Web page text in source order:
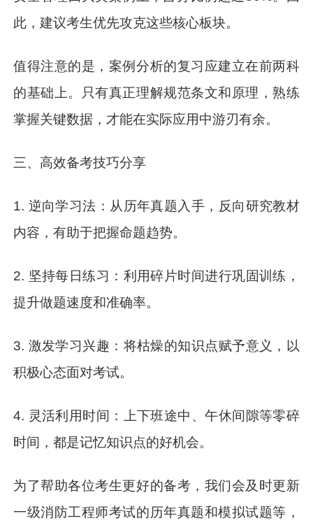
此，建议考生优先攻克这些核心板块。
值得注意的是，案例分析的复习应建立在前两科
的基础上。只有真正理解规范条文和原理，熟练
掌握关键数据，才能在实际应用中游刃有余。
三、高效备考技巧分享
1. 逆向学习法：从历年真题入手，反向研究教材
内容，有助于把握命题趋势。
2. 坚持每日练习：利用碎片时间进行巩固训练，
提升做题速度和准确率。
3. 激发学习兴趣：将枯燥的知识点赋予意义，以
积极心态面对考试。
4. 灵活利用时间：上下班途中、午休间隙等零碎
时间，都是记忆知识点的好机会。
为了帮助各位考生更好的备考，我们会及时更新
一级消防工程师考试的历年真题和模拟试题等，